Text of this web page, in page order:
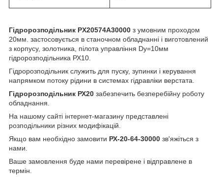
Гідророзподільник PX20574А30000 з умовним проходом
20мм. застосовується в станочном обладнанні і виготовлений
з корпусу, золотника, пілота управління Dy=10мм
гідророзподільника РХ10.
Гідророзподільник служить для пуску, зупинки і керування
напрямком потоку рідини в системах гідравліки верстата.
Гідророзподільник РХ20 забезпечить безперебійну роботу
обладнання.
На нашому сайті інтернет-магазину представлені
розподільники різних модифікацій.
Якщо вам необхідно замовити РХ-20-64-30000 зв'яжіться з
нами.
Ваше замовлення буде нами перевірене і відправлене в
термін.